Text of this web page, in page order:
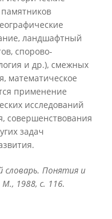
ландшафтный
спорово-
и др.), смежных
математическое
применение
исследований
совершенствования
задач
словарь. Понятия и
1988, с. 116.